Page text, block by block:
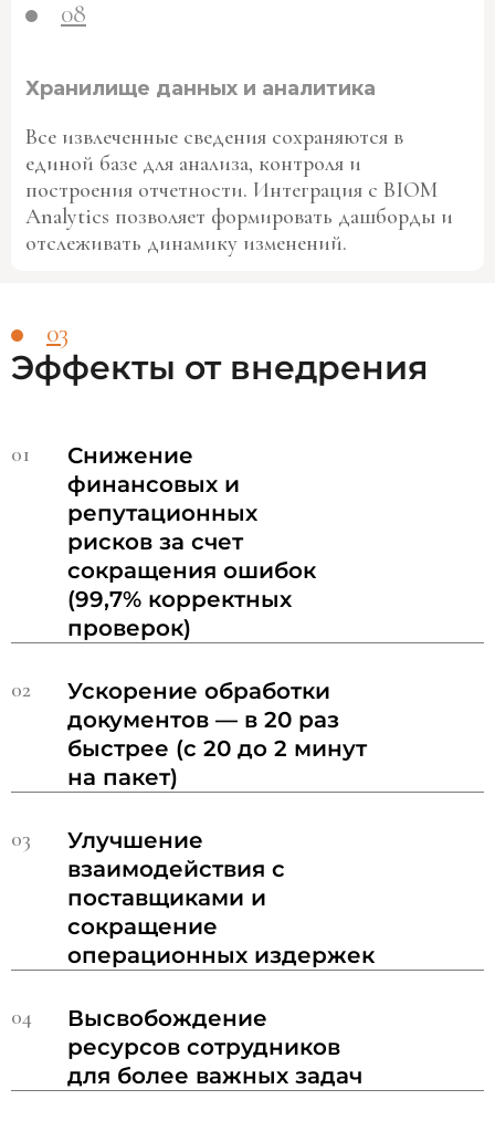
08
Хранилище данных и аналитика
Все извлеченные сведения сохраняются в
единой базе для анализа, контроля и
построения отчетности. Интеграция с BIOM
Analytics позволяет формировать дашборды и
отслеживать динамику изменений.
03
Эффекты от внедрения
01
Снижение
финансовых и
репутационных
рисков за счет
сокращения ошибок
(99,7% корректных
проверок)
02
Ускорение обработки
документов — в 20 раз
быстрее (с 20 до 2 минут
на пакет)
03
Улучшение
взаимодействия с
поставщиками и
сокращение
операционных издержек
04
Высвобождение
ресурсов сотрудников
для более важных задач